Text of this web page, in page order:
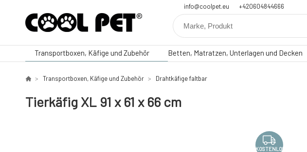
info@coolpet.eu +420604844666
Transportboxen, Käfige und Zubehör Betten, Matratzen, Unterlagen und Decken
Transportboxen, Käfige und Zubehör Drahtkäfige faltbar
Tierkäfig XL 91 x 61 x 66 cm
KOSTENLOS